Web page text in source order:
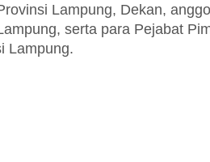
Lampung, Dekan,
serta para Pejabat
Lampung.